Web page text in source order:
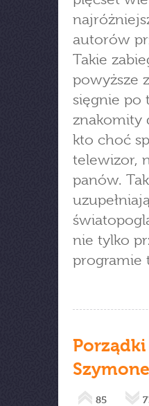
autorów
Takie
powyższe
sięgnie po
znakomity
kto choć
telewizor,
panów.
nie tylko
programie
85